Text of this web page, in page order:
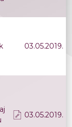
03.05.2019.
03.05.2019.